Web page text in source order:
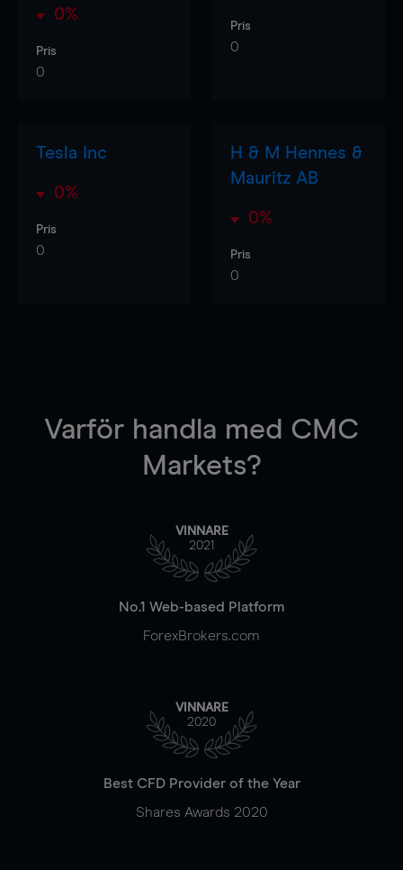
0%
Pris
0
Pris
0
Tesla Inc
0%
Pris
0
H & M Hennes &
Mauritz AB
0%
Pris
0
Varför handla med CMC
Markets?
VINNARE
2021
No.1 Web-based Platform
ForexBrokers.com
VINNARE
2020
Best CFD Provider of the Year
Shares Awards 2020